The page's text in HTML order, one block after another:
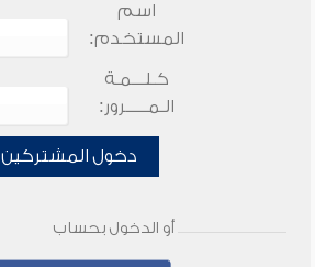
اسم
المستخدم:
كـلـــمـة
الـمـــــرور:
دخول المشتركين
أو الدخول بحساب